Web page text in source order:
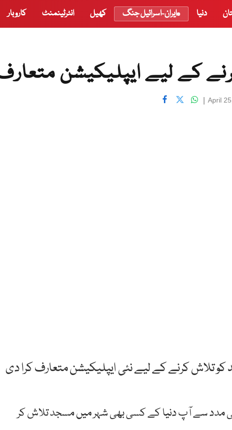
دنیا ایران-اسرائیل جنگ کھیل انٹرٹینمنٹ کاروبار
کے لیے ایپلیکیشن
April
|
تلاش کرنے کے لیے نئی ایپلیکیشن متعارف کرا دی
مدد سے آپ دنیا کے کسی بھی شہر میں مسجد تلاش کر